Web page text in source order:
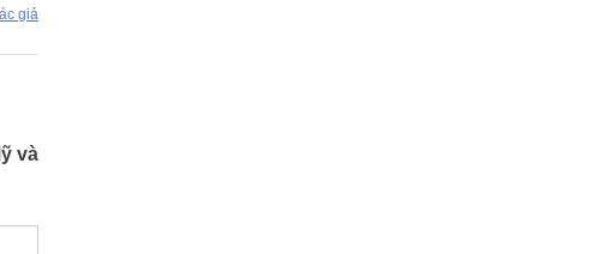
giả
và